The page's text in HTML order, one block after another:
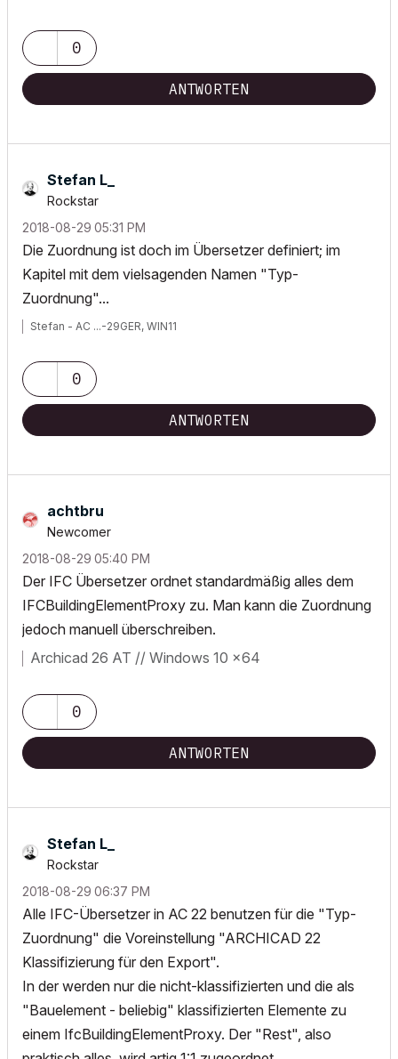
0
ANTWORTEN
Stefan L_
Rockstar
‎2018-08-29 05:31 PM
Die Zuordnung ist doch im Übersetzer definiert; im
Kapitel mit dem vielsagenden Namen "Typ-
Zuordnung"...
Stefan - AC ...-29GER, WIN11
0
ANTWORTEN
achtbru
Newcomer
‎2018-08-29 05:40 PM
Der IFC Übersetzer ordnet standardmäßig alles dem
IFCBuildingElementProxy zu. Man kann die Zuordnung
jedoch manuell überschreiben.
Archicad 26 AT // Windows 10 x64
0
ANTWORTEN
Stefan L_
Rockstar
‎2018-08-29 06:37 PM
Alle IFC-Übersetzer in AC 22 benutzen für die "Typ-
Zuordnung" die Voreinstellung "ARCHICAD 22
Klassifizierung für den Export".
In der werden nur die nicht-klassifizierten und die als
"Bauelement - beliebig" klassifizierten Elemente zu
einem IfcBuildingElementProxy. Der "Rest", also